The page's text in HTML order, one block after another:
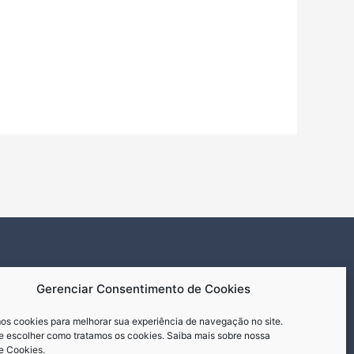
Gerenciar Consentimento de Cookies
cookies para melhorar sua experiência de navegação no site.
escolher como tratamos os cookies. Saiba mais sobre nossa
Cookies.